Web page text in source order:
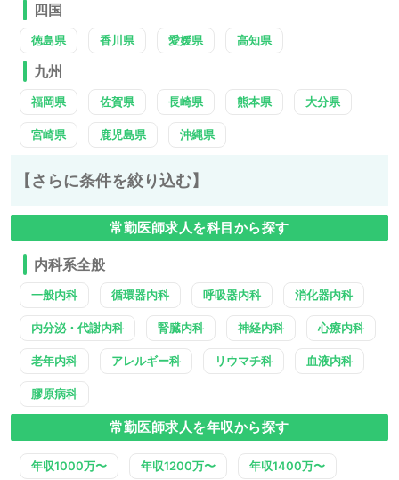
四国
徳島県 香川県 愛媛県 高知県
九州
福岡県 佐賀県 長崎県 熊本県 大分県
宮崎県 鹿児島県 沖縄県
【さらに条件を絞り込む】
常勤医師求人を科目から探す
内科系全般
一般内科 循環器内科 呼吸器内科 消化器内科
内分泌・代謝内科 腎臓内科 神経内科 心療内科
老年内科 アレルギー科 リウマチ科 血液内科
膠原病科
常勤医師求人を年収から探す
年収1000万〜 年収1200万〜 年収1400万〜